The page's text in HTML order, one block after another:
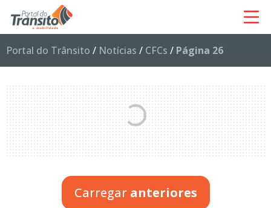
Portal do Trânsito / Notícias / CFCs / Página 26
Carregar anteriores